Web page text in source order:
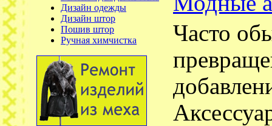
Дизайн одежды
Дизайн штор
Пошив штор
Ручная химчистка
Часто